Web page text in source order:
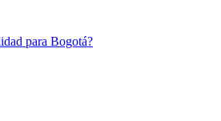
para Bogotá?